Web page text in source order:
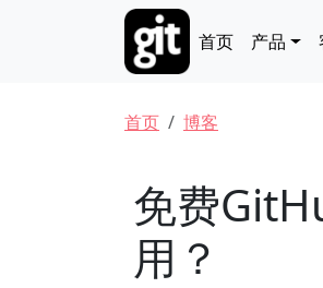
Main
首页 产品
面包屑
首页 博客
免费
用？